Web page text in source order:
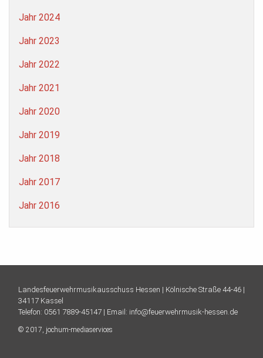
Jahr 2024
Jahr 2023
Jahr 2022
Jahr 2021
Jahr 2020
Jahr 2019
Jahr 2018
Jahr 2017
Jahr 2016
Landesfeuerwehrmusikausschuss Hessen | Kölnische Straße 44-46 |
34117 Kassel
Telefon: 0561 7889-45147 | Email: info@feuerwehrmusik-hessen.de
© 2017, jochum-mediaservices